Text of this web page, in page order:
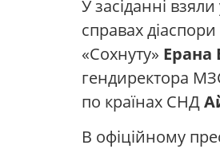
У засіданні
справах
«Сохнуту» Ерана
гендиректора
по країнах СНД
В офіційному